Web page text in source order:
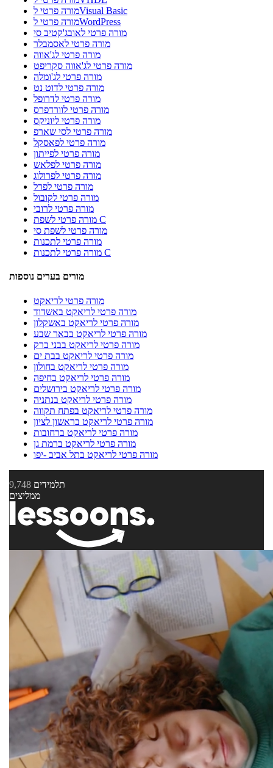
מורה פרטי לVisual Basic
מורה פרטי לWordPress
מורה פרטי לאובג'קטיב סי
מורה פרטי לאסמבלר
מורה פרטי לג'אווה
מורה פרטי לג'אווה סקריפט
מורה פרטי לג'ומלה
מורה פרטי לדוט נט
מורה פרטי לדרופל
מורה פרטי לוורדפרס
מורה פרטי ליוניקס
מורה פרטי לסי שארפ
מורה פרטי לפאסקל
מורה פרטי לפייתון
מורה פרטי לפלאש
מורה פרטי לפרולוג
מורה פרטי לפרל
מורה פרטי לקובול
מורה פרטי לרובי
מורה פרטי לשפת C
מורה פרטי לשפת סי
מורה פרטי לתכנות
מורה פרטי לתכנות C
מורים בערים נוספות
מורה פרטי לריאקט
מורה פרטי לריאקט באשדוד
מורה פרטי לריאקט באשקלון
מורה פרטי לריאקט בבאר שבע
מורה פרטי לריאקט בבני ברק
מורה פרטי לריאקט בבת ים
מורה פרטי לריאקט בחולון
מורה פרטי לריאקט בחיפה
מורה פרטי לריאקט בירושלים
מורה פרטי לריאקט בנתניה
מורה פרטי לריאקט בפתח תקווה
מורה פרטי לריאקט בראשון לציון
מורה פרטי לריאקט ברחובות
מורה פרטי לריאקט ברמת גן
מורה פרטי לריאקט בתל אביב -יפו
9,748 תלמידים
ממליצים